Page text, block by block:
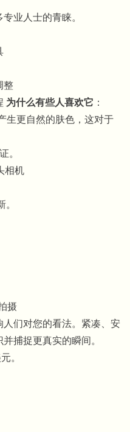
业人士的青睐。
整
为什么有些人喜欢它 ：
生更自然的肤色，这对于
。
相机
摄
人们对您的看法。紧凑、安
捕捉更真实的瞬间。
。